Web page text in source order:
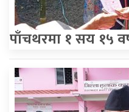
पाँचथरमा १ सय १५